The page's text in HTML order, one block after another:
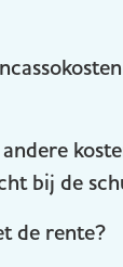
bij de
de rente?